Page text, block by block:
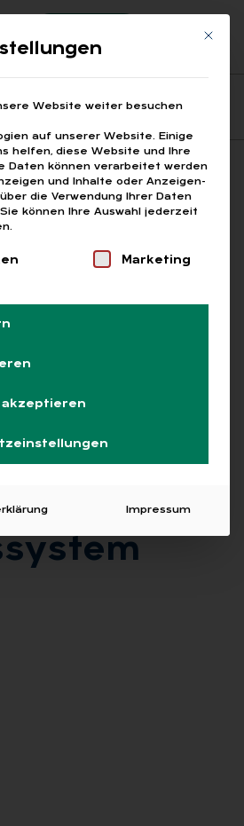
Printausgaben
Mit
Website weiter besuchen
auf unserer Website. Einige
helfen, diese Website und Ihre
Daten können verarbeitet werden
und Inhalte oder Anzeigen-
die Verwendung Ihrer Daten
Sie können Ihre Auswahl jederzeit
für die eineMarketing
akzeptieren
Impressum